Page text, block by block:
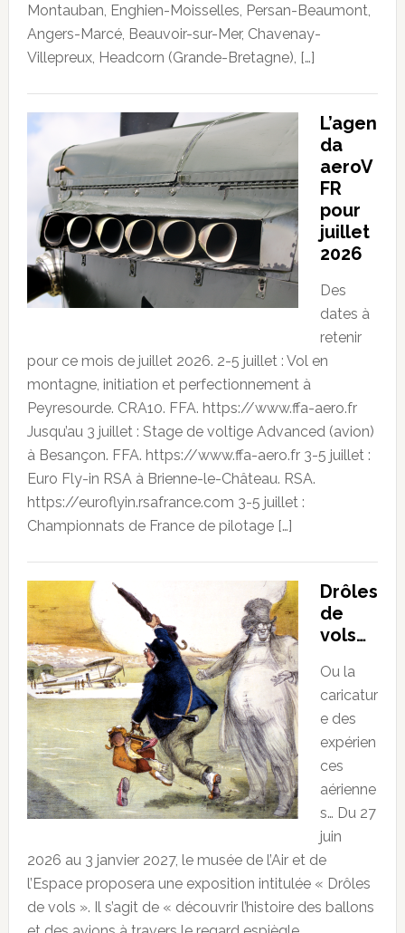
Montauban, Enghien-Moisselles, Persan-Beaumont,
Angers-Marcé, Beauvoir-sur-Mer, Chavenay-
Villepreux, Headcorn (Grande-Bretagne), […]
L’agen
da
aeroV
FR
pour
juillet
2026
Des
dates à
retenir
pour ce mois de juillet 2026. 2-5 juillet : Vol en
montagne, initiation et perfectionnement à
Peyresourde. CRA10. FFA. https://www.ffa-aero.fr
Jusqu’au 3 juillet : Stage de voltige Advanced (avion)
à Besançon. FFA. https://www.ffa-aero.fr 3-5 juillet :
Euro Fly-in RSA à Brienne-le-Château. RSA.
https://euroflyin.rsafrance.com 3-5 juillet :
Championnats de France de pilotage […]
Drôles
de
vols…
Ou la
caricatur
e des
expérien
ces
aérienne
s… Du 27
juin
2026 au 3 janvier 2027, le musée de l’Air et de
l’Espace proposera une exposition intitulée « Drôles
de vols ». Il s’agit de « découvrir l’histoire des ballons